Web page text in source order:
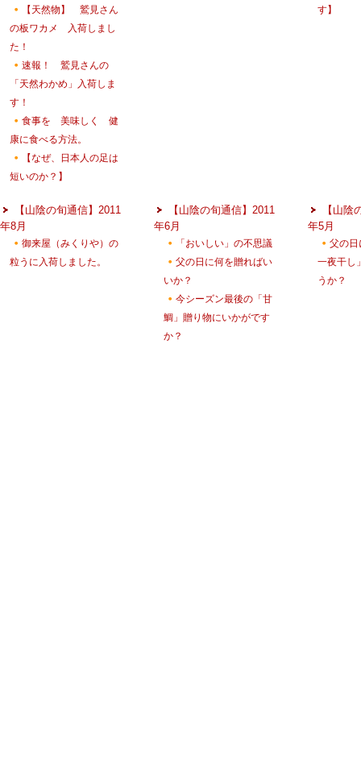
【天然物】 鷲見さん
の板ワカメ 入荷しまし
た！
速報！ 鷲見さんの
「天然わかめ」入荷しま
す！
食事を 美味しく 健
康に食べる方法。
【なぜ、日本人の足は
短いのか？】
す】
【山陰の旬通信】2011
年8月
御来屋（みくりや）の
粒うに入荷しました。
【山陰の旬通信】2011
年6月
「おいしい」の不思議
父の日に何を贈ればい
いか？
今シーズン最後の「甘
鯛」贈り物にいかがです
か？
【山陰
年5月
父の日
一夜干し
うか？